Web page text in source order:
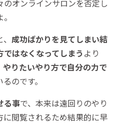
オンラインサロンを否定し
成功ばかりを見てしまい結
はなくなってしまう より
やりたいやり方で自分の力で
のです。
る事で、本来は遠回りのやり
閲覧されるため結果的に早